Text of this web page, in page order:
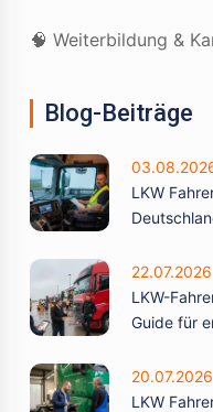
🧠 Weiterbildung &
Blog-Beiträge
LKW
22.07.2026
LKW-
Guide für
20.07.2026
LKW